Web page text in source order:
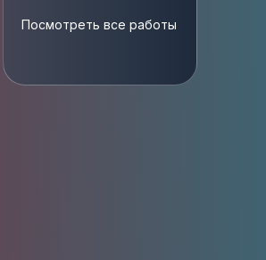
Посмотреть все работы